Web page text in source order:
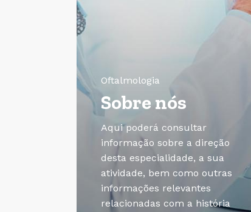
Oftalmologia
Sobre nós
Aqui poderá consultar
informação sobre a direção
desta especialidade, a sua
atividade, bem como outras
informações relevantes
relacionadas com a história